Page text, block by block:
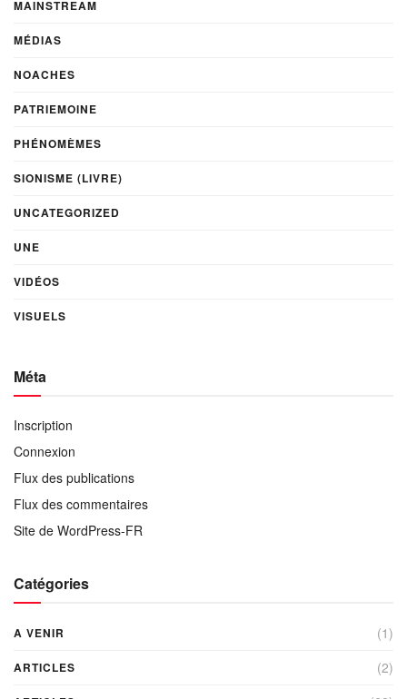
MAINSTREAM
MÉDIAS
NOACHES
PATRIEMOINE
PHÉNOMÈMES
SIONISME (LIVRE)
UNCATEGORIZED
UNE
VIDÉOS
VISUELS
Méta
Inscription
Connexion
Flux des publications
Flux des commentaires
Site de WordPress-FR
Catégories
A VENIR (1)
ARTICLES (2)